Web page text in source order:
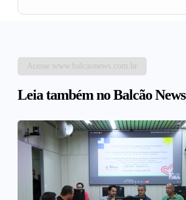
Acesse www.balcaonews.com.br
Leia também no Balcão News